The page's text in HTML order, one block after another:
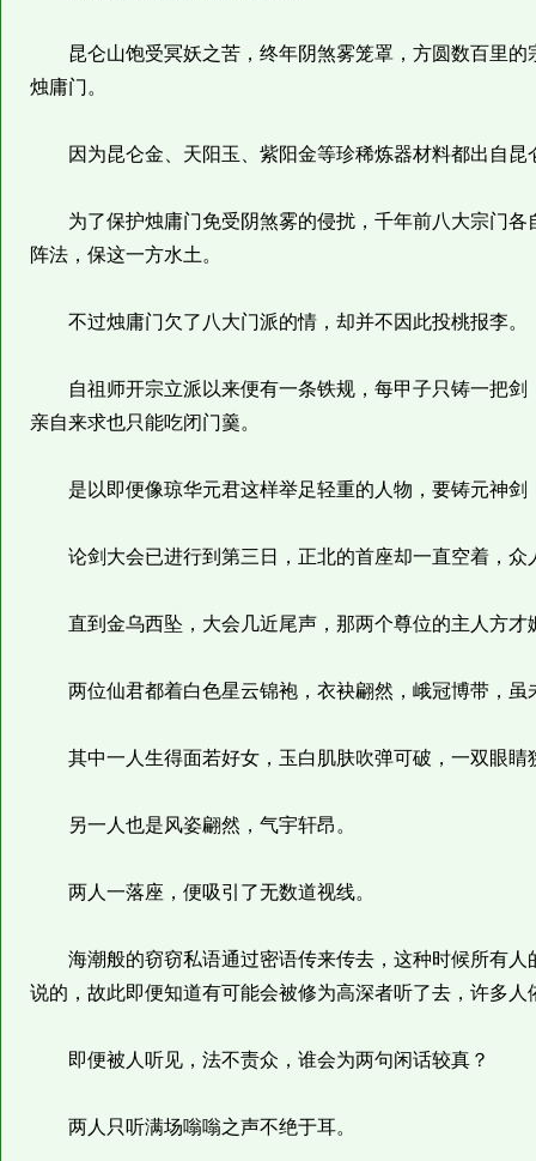
昆仑山饱受冥妖之苦，终年阴煞雾笼罩，方圆数百里的
烛庸门。
因为昆仑金、天阳玉、紫阳金等珍稀炼器材料都出自昆
为了保护烛庸门免受阴煞雾的侵扰，千年前八大宗门各
阵法，保这一方水土。
不过烛庸门欠了八大门派的情，却并不因此投桃报李。
自祖师开宗立派以来便有一条铁规，每甲子只铸一把剑
亲自来求也只能吃闭门羹。
是以即便像琼华元君这样举足轻重的人物，要铸元神剑
论剑大会已进行到第三日，正北的首座却一直空着，众
直到金乌西坠，大会几近尾声，那两个尊位的主人方才
两位仙君都着白色星云锦袍，衣袂翩然，峨冠博带，虽
其中一人生得面若好女，玉白肌肤吹弹可破，一双眼睛
另一人也是风姿翩然，气宇轩昂。
两人一落座，便吸引了无数道视线。
海潮般的窃窃私语通过密语传来传去，这种时候所有人
说的，故此即便知道有可能会被修为高深者听了去，许多人
即便被人听见，法不责众，谁会为两句闲话较真？
两人只听满场嗡嗡之声不绝于耳。